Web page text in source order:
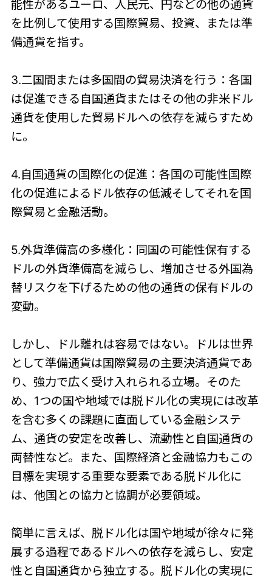
能性があるユーロ、人民元、円などの他の通貨
を比例して使用する国際貿易、投資、または準
備通貨を指す。
3.二国間または多国間の貿易決済を行う：各国
は促進できる自国通貨またはその他の非米ドル
通貨を使用した貿易ドルへの依存を減らすため
に。
4.自国通貨の国際化の促進：各国の可能性国際
化の促進によるドル依存の低減そしてそれを国
際貿易と金融活動。
5.外貨準備高の多様化：同国の可能性保有する
ドルの外貨準備高を減らし、増加させる外国為
替リスクを下げるための他の通貨の保有ドルの
変動。
しかし、ドル離れは容易ではない。ドルは世界
として準備通貨は国際貿易の主要決済通貨であ
り、強力で広く受け入れられる立場。そのた
め、1つの国や地域では脱ドル化の実現には改革
を含む多くの課題に直面している金融システ
ム、通貨の安定を改善し、流動性と自国通貨の
両替性など。また、国際経済と金融協力もこの
目標を実現する重要な要素である脱ドル化に
は、他国との協力と協調が必要領域。
簡単に言えば、脱ドル化は国や地域が徐々に発
展する過程であるドルへの依存を減らし、安定
性と自国通貨から独立する。脱ドル化の実現に